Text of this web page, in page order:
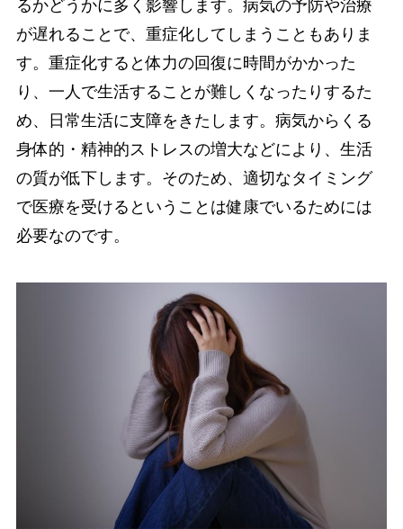
るかどうかに多く影響します。病気の予防や治療
が遅れることで、重症化してしまうこともありま
す。重症化すると体力の回復に時間がかかった
り、一人で生活することが難しくなったりするた
め、日常生活に支障をきたします。病気からくる
身体的・精神的ストレスの増大などにより、生活
の質が低下します。そのため、適切なタイミング
で医療を受けるということは健康でいるためには
必要なのです。